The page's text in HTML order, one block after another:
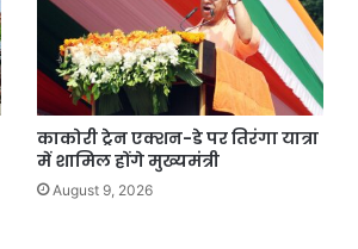
काकोरी ट्रेन एक्शन-डे पर तिरंगा यात्रा
में शामिल होंगे मुख्यमंत्री
August 9, 2026